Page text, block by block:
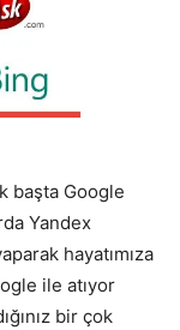
başta Google
Yandex
hayatımıza
ile atıyor
bir çok